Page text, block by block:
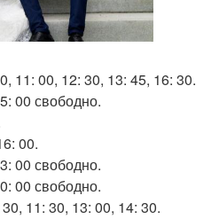
11: 00, 12: 30, 13: 45, 16: 30.
00 свободно.
00.
00 свободно.
00 свободно.
11: 30, 13: 00, 14: 30.